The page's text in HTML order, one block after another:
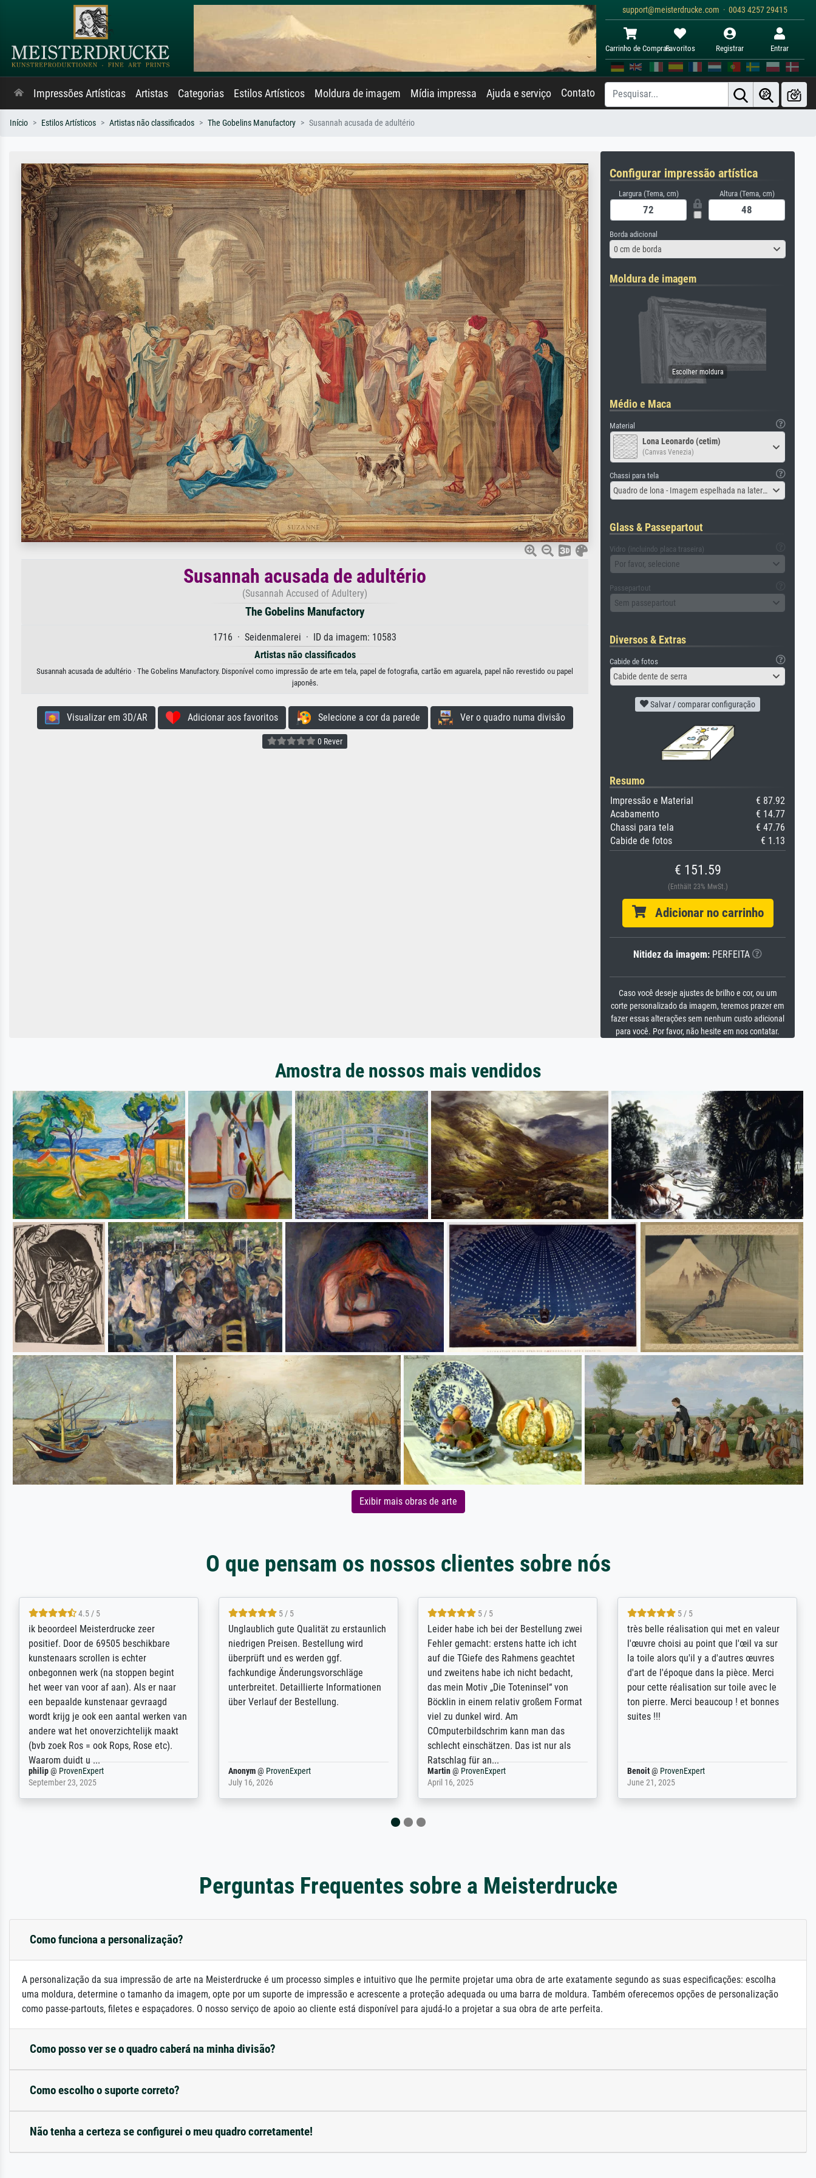
support@meisterdrucke.com · 0043 4257 29415
Carrinho de ComprasFavoritos Registrar Entrar
Impressões Artísticas Artistas Categorias Estilos Artísticos Moldura de imagem Mídia impressa Ajuda e serviço Contato
Início Estilos Artísticos Artistas não classificados The Gobelins Manufactory Susannah acusada de adultério
Susannah acusada de adultério
(Susannah Accused of Adultery)
The Gobelins Manufactory
1716 · Seidenmalerei · ID da imagem: 10583
Artistas não classificados
Susannah acusada de adultério · The Gobelins Manufactory. Disponível como impressão de arte em tela, papel de fotografia, cartão em aguarela, papel não revestido ou papel
japonês.
Visualizar em 3D/AR Adicionar aos favoritos Selecione a cor da parede Ver o quadro numa divisão
0 Rever
Configurar impressão artística
Largura (Tema, cm) Altura (Tema, cm)
Borda adicional
0 cm de borda
Moldura de imagem
Médio e Maca
Material
Lona Leonardo (cetim)
(Canvas Venezia)
Chassi para tela
Quadro de lona - Imagem espelhada na lateral
Glass & Passepartout
Vidro (incluindo placa traseira)
Por favor, selecione
Passepartout
Sem passepartout
Diversos & Extras
Cabide de fotos
Cabide dente de serra
Salvar / comparar configuração
Resumo
Impressão e Material
€ 87.92
Acabamento
€ 14.77
Chassi para tela
€ 47.76
Cabide de fotos
€ 1.13
€ 151.59
(Enthält 23% MwSt.)
Adicionar no carrinho
Nitidez da imagem: PERFEITA
Caso você deseje ajustes de brilho e cor, ou um
corte personalizado da imagem, teremos prazer em
fazer essas alterações sem nenhum custo adicional
para você. Por favor, não hesite em nos contatar.
Amostra de nossos mais vendidos
Exibir mais obras de arte
O que pensam os nossos clientes sobre nós
5 / 5
Die Zufriedenheit ist auch nicht dadurch
getrübt, dass das Bild entgegen einer
angegebenen Lieferanschrift (sollte
eine Überraschung für die normannische
Ehefrau sein zum Hochzeits- gleichzeitig
auch Geburtstag sein) doch nach zu
Hause zugestellt wurde.
Jürgen@ProvenExpert
April 22, 2026
5 / 5
Excellent / Highly recommended. The
selection, ordering and payment process
were easy, shipping was efficient and
the item itself exceeds expectations. I
am based in the UK and found the site
searching for a specific print - I am very
SJL@ProvenExpert
December 2, 2025
5 / 5
The team at Meisterdrucke strives to
meet its clients demands, and provides
expert advice on how to obtain the best
results for the prints requested by the
client. The company has a vast
repertoire of prints to choose from, and
will provide excellent service also with
regards to prints which are not in that
repertoire. Highly recommended!
Anonym@ProvenExpert
April 22, 2026
5 / 5
eine große Auswahl an Bildern und
deren Reproduktionsmöglichkeiten;
wurde sehr gut durch die einzelnen
Bestellkriterien geführt, verständliche
Erklärungen, z.B. mit Bilddarstellungen,
werde auf jeden Fall meine guten
Erfahrungen weitergeben.
Anonym@ProvenExpert
May 13, 2026
Perguntas Frequentes sobre a Meisterdrucke
Como funciona a personalização?
A personalização da sua impressão de arte na Meisterdrucke é um processo simples e intuitivo que lhe permite projetar uma obra de arte exatamente segundo as suas especificações: escolha
uma moldura, determine o tamanho da imagem, opte por um suporte de impressão e acrescente a proteção adequada ou uma barra de moldura. Também oferecemos opções de personalização
como passe-partouts, filetes e espaçadores. O nosso serviço de apoio ao cliente está disponível para ajudá-lo a projetar a sua obra de arte perfeita.
Como posso ver se o quadro caberá na minha divisão?
Como escolho o suporte correto?
Não tenha a certeza se configurei o meu quadro corretamente!